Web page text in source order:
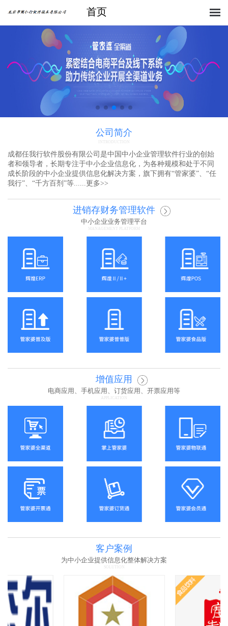
首页
公司简介
成都任我行软件股份有限公司是中国中小企业管理软件行业的创始
者和领导者，长期专注于中小企业信息化，为各种规模和处于不同
成长阶段的中小企业提供信息化解决方案，旗下拥有“管家婆”、“任
我行”、“千方百剂”等......更多>>
进销存财务管理软件
中小企业业务管理平台
MANAGEMENT PLATFORM
增值应用
电商应用、手机应用、订货应用、开票应用等
APPLICATION
客户案例
为中小企业提供信息化整体解决方案
SOLUTION